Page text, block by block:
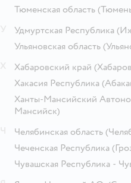
Тюменская область
Удмуртская Республика
Ульяновская область
Хабаровский край
Хакасия Республика
Ханты-Мансийский
Мансийск)
Челябинская область
Чеченская Республика
Чувашская Республика -